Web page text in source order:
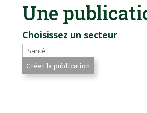
Une
Choisissez un secteur